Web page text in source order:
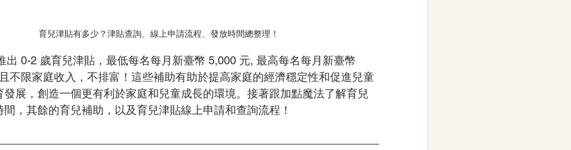
育兒津貼有多少？津貼查詢、線上申請流程、發放時間總整理！
出 0-2 歲育兒津貼，最低每名每月新臺幣 5,000 元, 最高每名每月新臺幣
不限家庭收入，不排富！這些補助有助於提高家庭的經濟穩定性和促進兒童
發展，創造一個更有利於家庭和兒童成長的環境。接著跟加點魔法了解育兒
，其餘的育兒補助，以及育兒津貼線上申請和查詢流程！